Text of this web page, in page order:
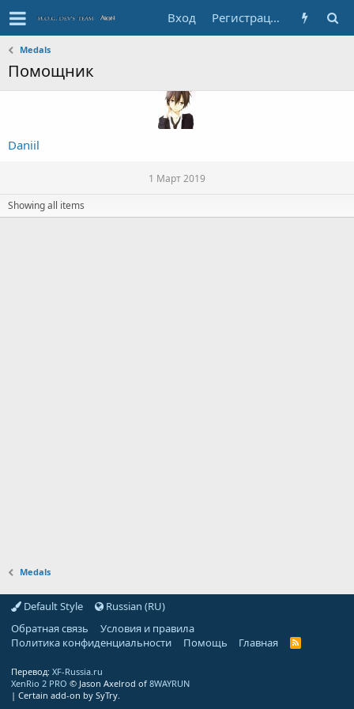
Вход Регистрация
Medals
Помощник
Daniil
1 Март 2019
Showing all items
Medals
Default Style
Russian (RU)
Обратная связь
Условия и правила
Политика конфиденциальности
Помощь Главная
R
Перевод: XF-Russia.ru
XenRio 2 PRO © Jason Axelrod of 8WAYRUN
| Certain add-on by SyTry.